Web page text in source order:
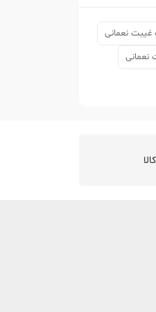
غیبت نعمانی
نعمانی